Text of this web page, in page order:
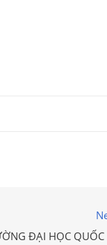
ĐẠI HỌC QUỐC